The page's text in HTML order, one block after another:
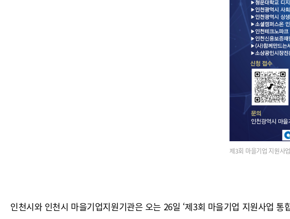
제3회 마을기업 지원사
인천시와 인천시 마을기업지원기관은 오는 26일 ‘제3회 마을기업 지원사업 통